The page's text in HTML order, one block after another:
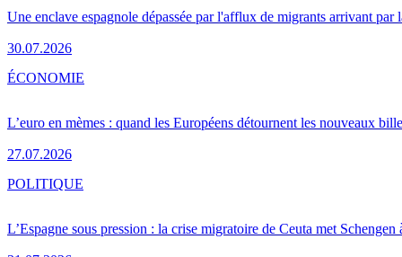
Une enclave espagnole dépassée par l'afflux de migrants arrivant par
30.07.2026
L’euro en mèmes : quand les Européens détournent les nouveaux
27.07.2026
ÉCONOMIE
L’Espagne sous pression : la crise migratoire de Ceuta met Schengen
POLITIQUE